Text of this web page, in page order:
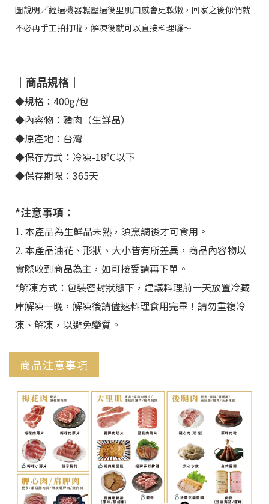
圖說明／經過機器輾壓過後里肌口感會更軟嫩，回家之後你們就
不必再手工拍打啦，解凍後就可以直接料理囉～
｜商品規格｜
◆規格：400g/包
◆內容物：豬肉（生鮮品）
◆原產地：台灣
◆保存方式：冷凍-18°C以下
◆保存期限：365天
*注意事項：
1. 本產品為生鮮品未熟，須烹調後才可食用。
2. 本產品油花、形狀、大小皆有所差異，商品內容物以
實際收到商品為主，如可接受請再下單。
*解凍方式：包裝密封狀態下，建議料理前一天放置冷藏
庫解凍一晚，解凍後請儘速料理食用完畢！請勿重複冷
凍、解凍，以避免變質。
商品注意事項